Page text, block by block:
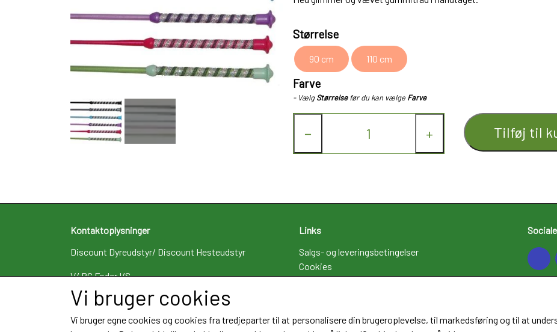
Størrelse
90 cm 110 cm
Farve
- VælgStørrelsefør du kan vælge Farve
− + Tilføj til
Kontaktoplysninger
Discount Dyreudstyr/ Discount Hesteudstyr
V/ RC Foder I/S
Algade 12B st.
4660 St. Heddinge
Telefon: 29463383
Links
Salgs- og leveringsbetingelser
Cookies
Fortrydelse og reklamation
Kontakt
Vi bruger cookies
Vi bruger egne cookies og cookies fra tredjeparter til at personalisere din brugeroplevelse, til markedsføring og til at